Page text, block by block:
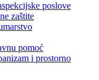
poslove
zaštite
pomoć
i prostorno